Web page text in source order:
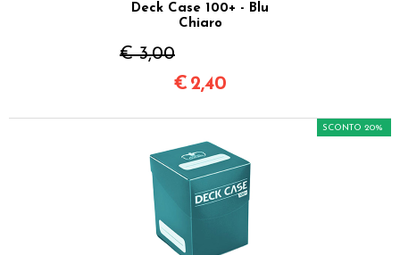
Deck Case 100+ - Blu
Chiaro
€ 3,00
€ 2,40
SCONTO 20%